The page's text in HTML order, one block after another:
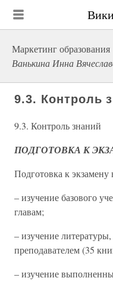
Маркетинг образования
Ванькина Инна
9.3. Контроль
9.3. Контроль знаний
ПОДГОТОВКА К
Подготовка к
– изучение базового
главам;
– изучение
преподавателем (35
– изучение